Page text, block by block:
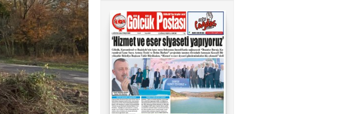
02624132333
haber@golcukpostasi.com